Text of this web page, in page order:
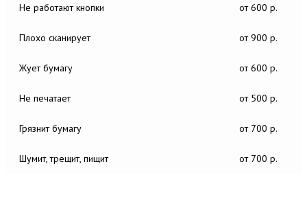
Не работают кнопки от 600 р.
Плохо сканирует от 900 р.
Жует бумагу от 600 р.
Не печатает от 500 р.
Грязнит бумагу от 700 р.
Шумит, трещит, пищит от 700 р.